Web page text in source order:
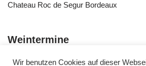
Chateau Roc de Segur Bordeaux
Weintermine
Wir benutzen Cookies auf dieser